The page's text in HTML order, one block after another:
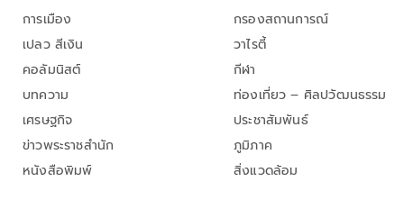
การเมือง
เปลว สีเงิน
คอลัมนิสต์
บทความ
เศรษฐกิจ
ข่าวพระราชสำนัก
หนังสือพิมพ์
กรองสถานการณ์
วาไรตี้
กีฬา
ท่องเที่ยว – ศิลปวัฒนธรรม
ประชาสัมพันธ์
ภูมิภาค
สิ่งแวดล้อม